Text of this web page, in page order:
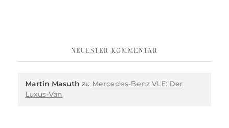
NEUESTER KOMMENTAR
Martin Masuth zu Mercedes-Benz VLE: Der
Luxus-Van